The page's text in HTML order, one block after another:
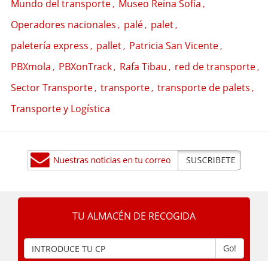
Mundo del transporte, Museo Reina Sofía ,
Operadores nacionales , palé, palet,
paletería express , pallet, Patricia San Vicente,
PBXmola , PBXonTrack, Rafa Tibau , red de transporte,
Sector Transporte, transporte, transporte de palets ,
Transporte y Logística
TU ALMACÉN DE RECOGIDA
Go!